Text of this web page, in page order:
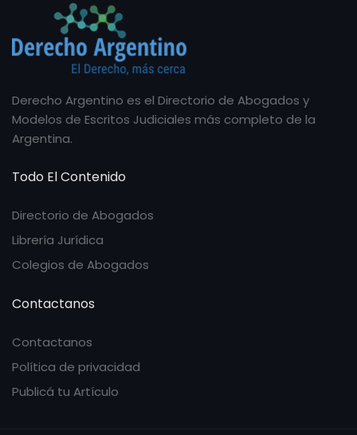
Derecho Argentino es el Directorio de Abogados y
Modelos de Escritos Judiciales más completo de la
Argentina.
Todo El Contenido
Directorio de Abogados
Librería Jurídica
Colegios de Abogados
Contactanos
Contactanos
Política de privacidad
Publicá tu Artículo